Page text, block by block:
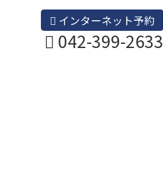
インターネット予約
042-399-2633